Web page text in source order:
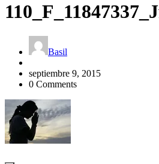
Basil
septiembre 9, 2015
0 Comments